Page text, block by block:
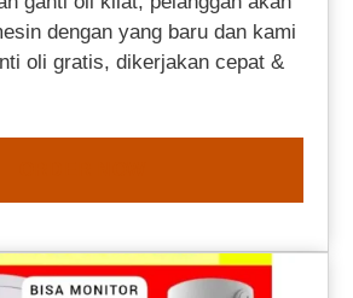
dengan yang baru dan kami
oli gratis, dikerjakan cepat &